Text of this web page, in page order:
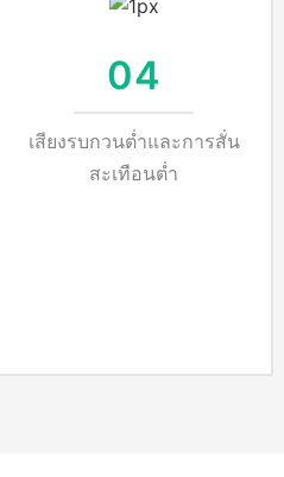
04
เสียงรบกวนต่ำและการสั่น
สะเทือนต่ำ